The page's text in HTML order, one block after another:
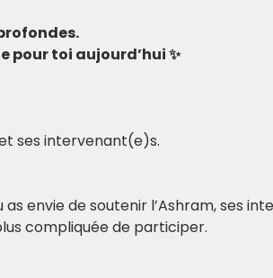
pour toi aujourd’hui ✨
ses intervenant(e)s.
envie de soutenir l’Ashram, ses
compliquée de participer.​